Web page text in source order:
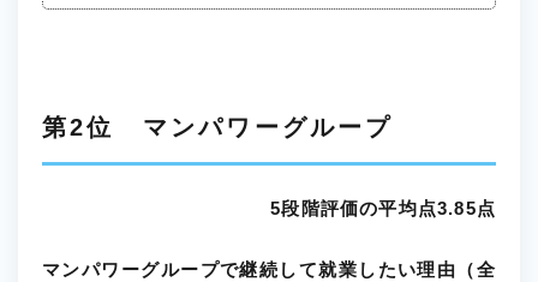
第2位 マンパワーグループ
5段階評価の平均点3.85点
マンパワーグループで継続して就業したい理由（全